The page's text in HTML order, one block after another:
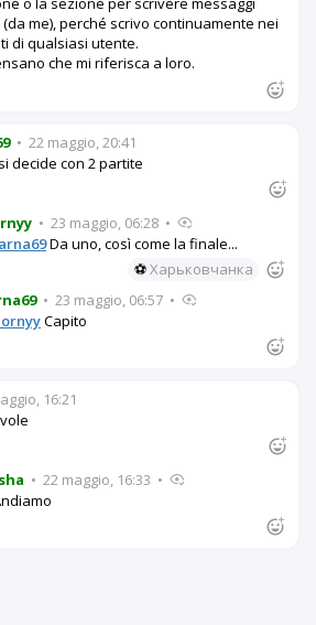
me), perché scrivo continuamente nei
di qualsiasi utente.
che mi riferisca a loro.
• 22 maggio, 20:41
decide con 2 partite
• 23 maggio, 06:28 •
Da uno, così come la finale...
⚽Харьковчанка
• 23 maggio, 06:57 •
Capito
16:21
• 22 maggio, 16:33 •